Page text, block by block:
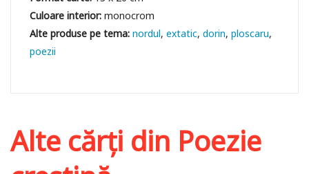
Culoare interior:monocrom
nordul extatic dorin ploscaru
poezii
Alte cărți din Poezie